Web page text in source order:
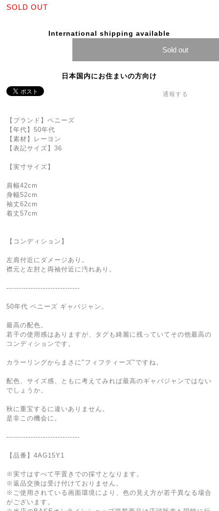
SOLD OUT
International shipping available
Sold out
日本国内にお住まいの方向け
通報する
【ブランド】ペニーズ
【年代】50年代
【素材】レーヨン
【表記サイズ】36
【実寸サイズ】
肩幅42cm
身幅52cm
袖丈62cm
着丈57cm
【コンディション】
左肩付近にダメージあり。
襟元と左肘と両袖付近に汚れあり。
------------------------------
50年代 ペニーズ ギャバジャン。
最高の配色。
若干の使用感はありますが、タグも綺麗に残っていてその他最高の
コンディションです。
カラーリングからまさに"フィフティーズ"ですね。
配色、サイズ感、ともに考えてみれば最高のギャバジャンではない
でしょうか。
秋に重宝するに違いありません。
是非この機会に。
------------------------------
【品番】4AG15Y1
※実寸はすべて平置きでの採寸となります。
※返品交換は受け付けておりません。
※ご使用されている画面環境により、色の見え方が若干異なる場合
がございます。